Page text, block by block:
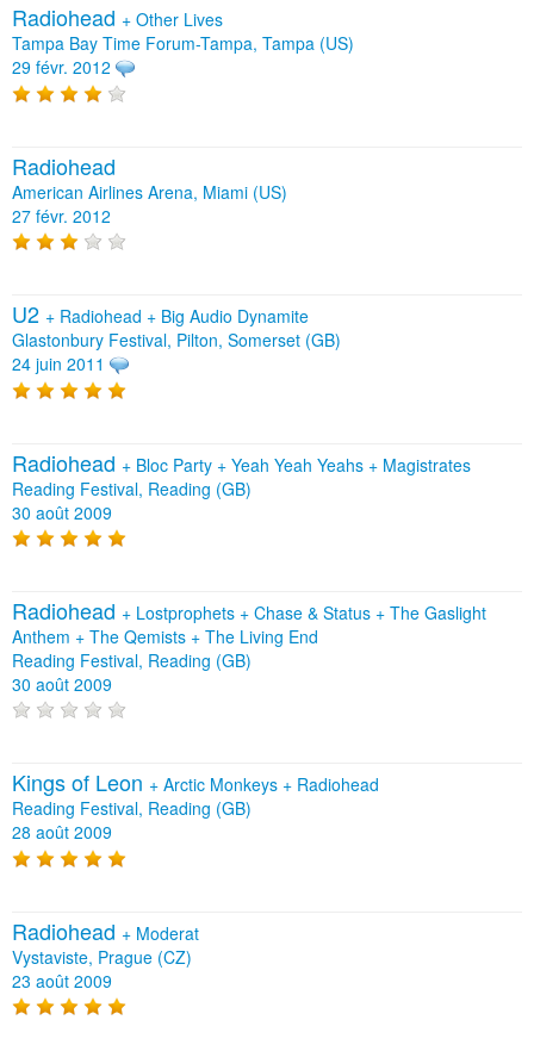
Radiohead + Other Lives
Tampa Bay Time Forum-Tampa, Tampa (US)
29 févr. 2012
Radiohead
American Airlines Arena, Miami (US)
27 févr. 2012
U2 + Radiohead + Big Audio Dynamite
Glastonbury Festival, Pilton, Somerset (GB)
24 juin 2011
Radiohead + Bloc Party + Yeah Yeah Yeahs + Magistrates
Reading Festival, Reading (GB)
30 août 2009
Radiohead + Lostprophets + Chase & Status + The Gaslight
Anthem + The Qemists + The Living End
Reading Festival, Reading (GB)
30 août 2009
Kings of Leon + Arctic Monkeys + Radiohead
Reading Festival, Reading (GB)
28 août 2009
Radiohead + Moderat
Vystaviste, Prague (CZ)
23 août 2009